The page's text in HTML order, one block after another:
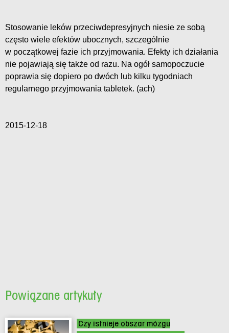
Stosowanie leków przeciwdepresyjnych niesie ze sobą
często wiele efektów ubocznych, szczególnie
w początkowej fazie ich przyjmowania. Efekty ich działania
nie pojawiają się także od razu. Na ogół samopoczucie
poprawia się dopiero po dwóch lub kilku tygodniach
regularnego przyjmowania tabletek. (ach)
2015-12-18
Powiązane artykuły
Czy istnieje obszar mózgu